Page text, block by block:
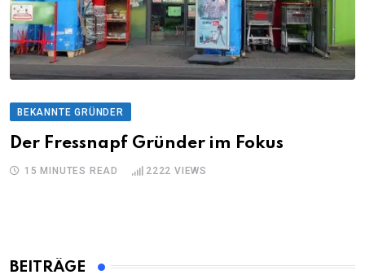
BEKANNTE GRÜNDER
Der Fressnapf Gründer im Fokus
15 MINUTES READ 2222 VIEWS
BEITRÄGE